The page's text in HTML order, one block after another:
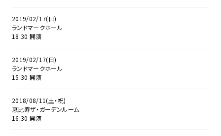
2019/02/17(日)
ランドマークホール
18:30 開演
2019/02/17(日)
ランドマークホール
15:30 開演
2018/08/11(土・祝)
恵比寿ザ・ガーデンルーム
16:30 開演